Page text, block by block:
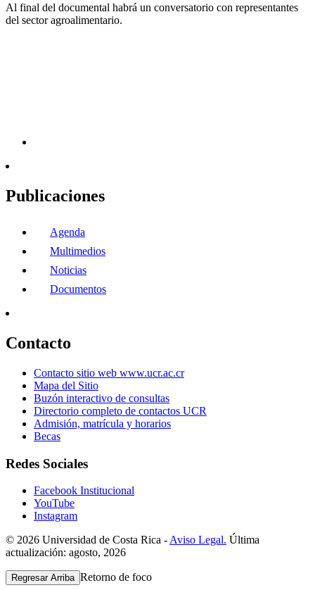
Al final del documental habrá un conversatorio con representantes
del sector agroalimentario.
Publicaciones
Agenda
Multimedios
Noticias
Documentos
Contacto
Contacto sitio web www.ucr.ac.cr
Mapa del Sitio
Buzón interactivo de consultas
Directorio completo de contactos UCR
Admisión, matrícula y horarios
Becas
Redes Sociales
Facebook Institucional
YouTube
Instagram
© 2026 Universidad de Costa Rica - Aviso Legal. Última
actualización: agosto, 2026
Regresar Arriba Retorno de foco